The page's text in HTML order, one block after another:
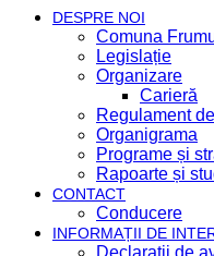
DESPRE NOI
Comuna
Legislație
Organizare
Carieră
Regulament
Organigrama
Programe și
Rapoarte și
CONTACT
Conducere
INFORMAȚII DE
Declaratii de